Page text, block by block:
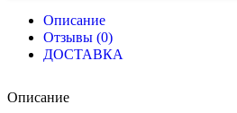
Описание
Отзывы (0)
ДОСТАВКА
Описание